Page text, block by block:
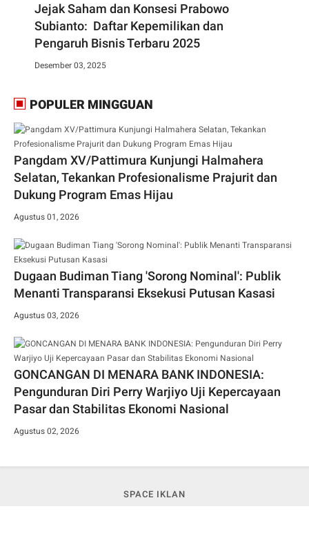
Jejak Saham dan Konsesi Prabowo
Subianto: Daftar Kepemilikan dan
Pengaruh Bisnis Terbaru 2025
Desember 03, 2025
POPULER MINGGUAN
Pangdam XV/Pattimura Kunjungi Halmahera
Selatan, Tekankan Profesionalisme Prajurit dan
Dukung Program Emas Hijau
Agustus 01, 2026
Dugaan Budiman Tiang 'Sorong Nominal': Publik
Menanti Transparansi Eksekusi Putusan Kasasi
Agustus 03, 2026
GONCANGAN DI MENARA BANK INDONESIA:
Pengunduran Diri Perry Warjiyo Uji Kepercayaan
Pasar dan Stabilitas Ekonomi Nasional
Agustus 02, 2026
SPACE IKLAN